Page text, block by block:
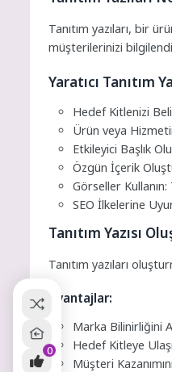
Tanıtım yazıları, bir
müşterilerinizi
Yaratıcı Tanıtım
Hedef Kitlenizi
Ürün veya
Etkileyici Başlık
Özgün İçerik
Görseller
SEO İlkelerine
Tanıtım Yazısı
Tanıtım yazıları
Avantajlar:
Marka Bilinirliğini
Hedef Kitleye
Müşteri
0